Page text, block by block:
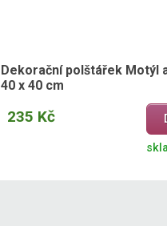
Dekorační polštářek Motýl
40 x 40 cm
235 Kč